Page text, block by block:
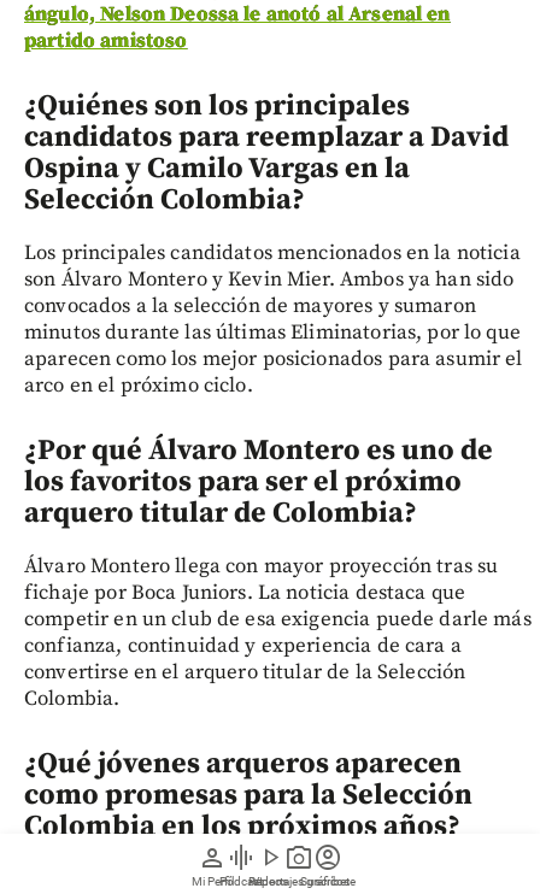
person
Mi Perfil
graphic_eq
Pódcast
play_arrow
Videos
photo_camera
Reportajes gráficos
account_circle
Suscríbete
ángulo, Nelson Deossa le anotó al Arsenal en
partido amistoso
¿Quiénes son los principales
candidatos para reemplazar a David
Ospina y Camilo Vargas en la
Selección Colombia?
Los principales candidatos mencionados en la noticia
son Álvaro Montero y Kevin Mier. Ambos ya han sido
convocados a la selección de mayores y sumaron
minutos durante las últimas Eliminatorias, por lo que
aparecen como los mejor posicionados para asumir el
arco en el próximo ciclo.
¿Por qué Álvaro Montero es uno de
los favoritos para ser el próximo
arquero titular de Colombia?
Álvaro Montero llega con mayor proyección tras su
fichaje por Boca Juniors. La noticia destaca que
competir en un club de esa exigencia puede darle más
confianza, continuidad y experiencia de cara a
convertirse en el arquero titular de la Selección
Colombia.
¿Qué jóvenes arqueros aparecen
como promesas para la Selección
Colombia en los próximos años?
Entre los nombres destacados están Jordan García,